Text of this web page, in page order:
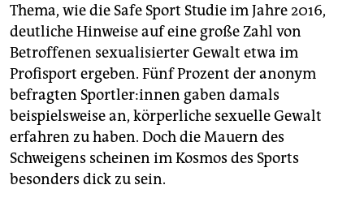
Thema, wie die Safe Sport Studie im Jahre 2016,
deutliche Hinweise auf eine große Zahl von
Betroffenen sexualisierter Gewalt etwa im
Profisport ergeben. Fünf Prozent der anonym
befragten Sport­le­r:in­nen gaben damals
beispielsweise an, körperliche sexuelle Gewalt
erfahren zu haben. Doch die Mauern des
Schweigens scheinen im Kosmos des Sports
besonders dick zu sein.